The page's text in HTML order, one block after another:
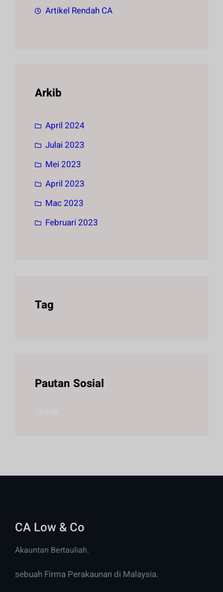
Artikel Rendah CA
Arkib
April 2024
Julai 2023
Mei 2023
April 2023
Mac 2023
Februari 2023
Tag
Pautan Sosial
CA Low & Co
Akauntan Bertauliah.
sebuah Firma Perakaunan di Malaysia.